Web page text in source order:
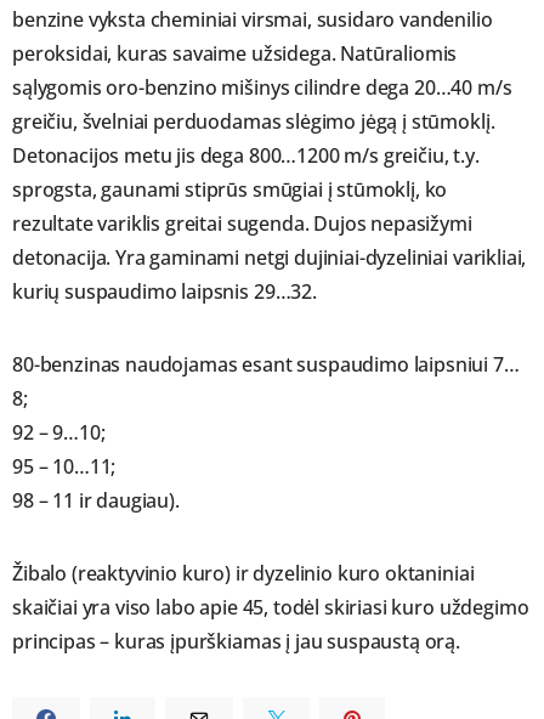
benzine vyksta cheminiai virsmai, susidaro vandenilio
peroksidai, kuras savaime užsidega. Natūraliomis
sąlygomis oro-benzino mišinys cilindre dega 20…40 m/s
greičiu, švelniai perduodamas slėgimo jėgą į stūmoklį.
Detonacijos metu jis dega 800…1200 m/s greičiu, t.y.
sprogsta, gaunami stiprūs smūgiai į stūmoklį, ko
rezultate variklis greitai sugenda. Dujos nepasižymi
detonacija. Yra gaminami netgi dujiniai-dyzeliniai varikliai,
kurių suspaudimo laipsnis 29…32.
80-benzinas naudojamas esant suspaudimo laipsniui 7…
8;
92 – 9…10;
95 – 10…11;
98 – 11 ir daugiau).
Žibalo (reaktyvinio kuro) ir dyzelinio kuro oktaniniai
skaičiai yra viso labo apie 45, todėl skiriasi kuro uždegimo
principas – kuras įpurškiamas į jau suspaustą orą.